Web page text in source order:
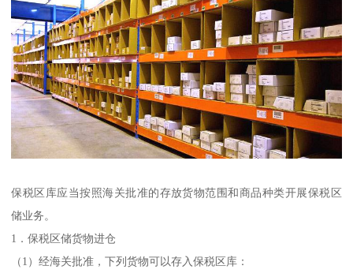
保税区库应当按照海关批准的存放货物范围和商品种类开展保税区
储业务。
1．保税区储货物进仓
（1）经海关批准，下列货物可以存入保税区库：